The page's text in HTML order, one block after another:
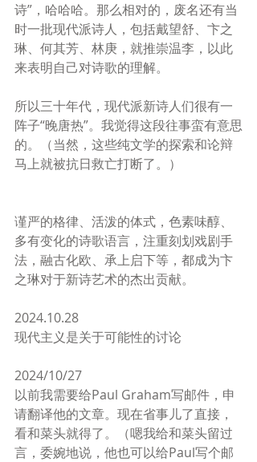
诗”，哈哈哈。那么相对的，废名还有当
时一批现代派诗人，包括戴望舒、卞之
琳、何其芳、林庚，就推崇温李，以此
来表明自己对诗歌的理解。
所以三十年代，现代派新诗人们很有一
阵子“晚唐热”。我觉得这段往事蛮有意思
的。（当然，这些纯文学的探索和论辩
马上就被抗日救亡打断了。）
谨严的格律、活泼的体式，色素味醇、
多有变化的诗歌语言，注重刻划戏剧手
法，融古化欧、承上启下等，都成为卞
之琳对于新诗艺术的杰出贡献。
2024.10.28
现代主义是关于可能性的讨论
2024/10/27
以前我需要给Paul Graham写邮件，申
请翻译他的文章。现在省事儿了直接，
看和菜头就得了。（嗯我给和菜头留过
言，委婉地说，他也可以给Paul写个邮